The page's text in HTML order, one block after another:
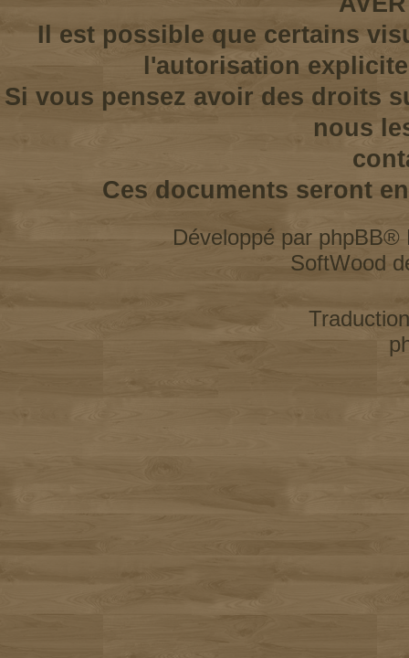
Il est possible que certains
l'autorisation
Si vous pensez avoir des droits
nous
Ces documents seront
Développé par phpBB®
SoftWood